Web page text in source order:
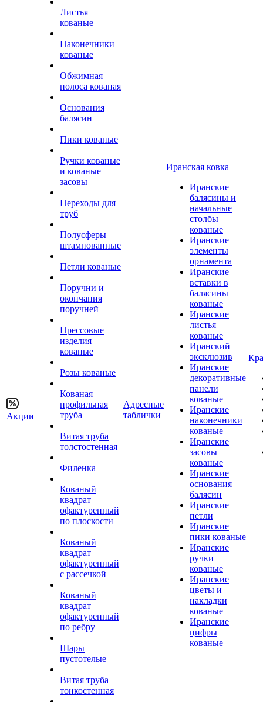
Акции
Листья
кованые
Наконечники
кованые
Обжимная
полоса кованая
Основания
балясин
Пики кованые
Ручки кованые
и кованые
засовы
Переходы для
труб
Полусферы
штампованные
Петли кованые
Поручни и
окончания
поручней
Прессовые
изделия
кованые
Розы кованые
Кованая
профильная
труба
Витая труба
толстостенная
Филенка
Кованый
квадрат
офактуренный
по плоскости
Кованый
квадрат
офактуренный
с рассечкой
Кованый
квадрат
офактуренный
по ребру
Шары
пустотелые
Витая труба
тонкостенная
Адресные
таблички
Иранская ковка
Иранские
балясины и
начальные
столбы
кованые
Иранские
элементы
орнамента
Иранские
вставки в
балясины
кованые
Иранские
листья
кованые
Иранский
эксклюзив
Иранские
декоративные
панели
кованые
Иранские
наконечники
кованые
Иранские
засовы
кованые
Иранские
основания
балясин
Иранские
петли
Иранские
пики кованые
Иранские
ручки
кованые
Иранские
цветы и
накладки
кованые
Иранские
цифры
кованые